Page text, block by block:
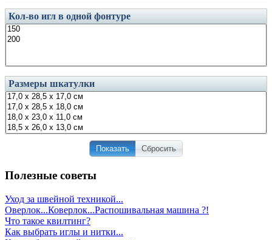
Кол-во игл в одной фонтуре
Размеры шкатулки
Показать Сбросить
Полезные советы
Уход за швейной техникой...
Оверлок...Коверлок...Распошивальная машина ?!
Что такое квилтинг?
Как выбрать иглы и нитки...